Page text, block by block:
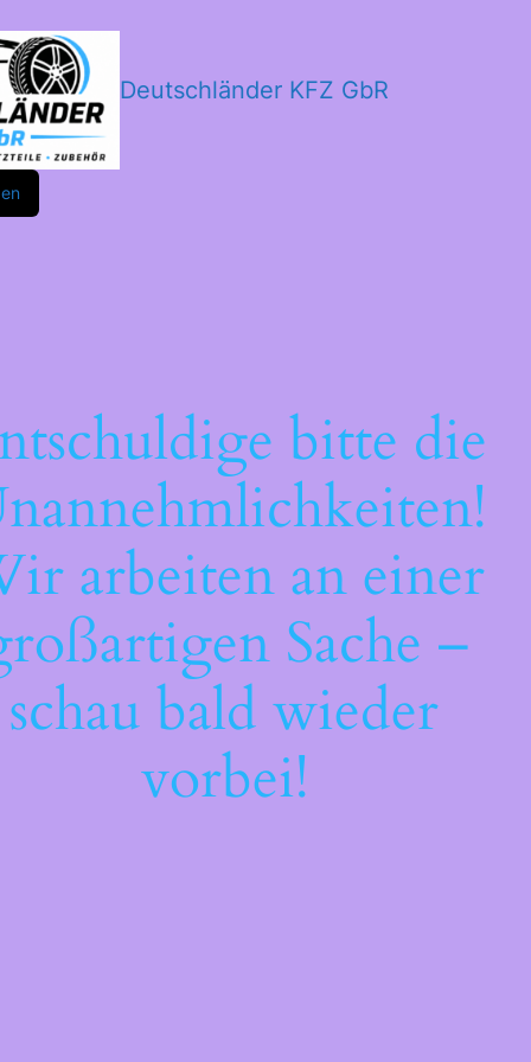
Deutschländer KFZ GbR
bitte die
arbeiten an einer
Sache –
schau bald wieder
vorbei!